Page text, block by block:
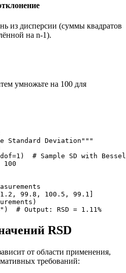
из дисперсии (суммы квадратов
на n-1).
умножьте на 100 для
Standard Deviation"""
# Sample SD with
100
99.8, 100.5, 99.1]
# Output: RSD = 1.11%
RSD
от области применения,
требований: